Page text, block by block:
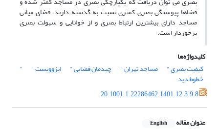
فضاها پیوستگی بصری کمتری نسبت به گذشته دارند. فضای میانی
مساجد دارای بیشترین ارتباط بصری و از خوانایی و سهولت بصری
برخوردار است.
کلیدواژه‌ها
کیفیت بصری "
مساجد تهران " چیدمان فضایی " ایزوویست " "
خطوط دید
20.1001.1.22286462.1401.12.3.9.8
عنوان مقاله English